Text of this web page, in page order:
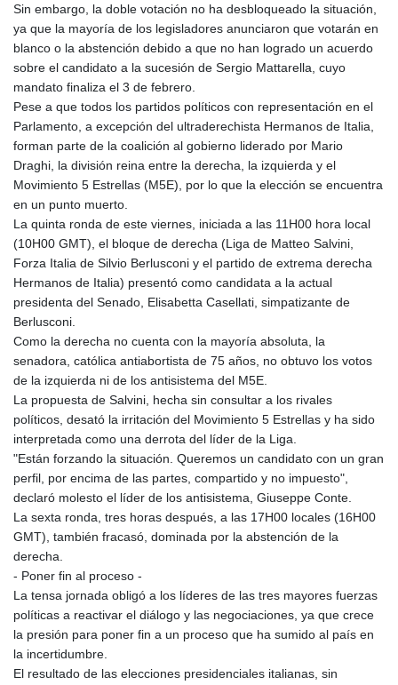
Sin embargo, la doble votación no ha desbloqueado la situación,
ya que la mayoría de los legisladores anunciaron que votarán en
blanco o la abstención debido a que no han logrado un acuerdo
sobre el candidato a la sucesión de Sergio Mattarella, cuyo
mandato finaliza el 3 de febrero.
Pese a que todos los partidos políticos con representación en el
Parlamento, a excepción del ultraderechista Hermanos de Italia,
forman parte de la coalición al gobierno liderado por Mario
Draghi, la división reina entre la derecha, la izquierda y el
Movimiento 5 Estrellas (M5E), por lo que la elección se encuentra
en un punto muerto.
La quinta ronda de este viernes, iniciada a las 11H00 hora local
(10H00 GMT), el bloque de derecha (Liga de Matteo Salvini,
Forza Italia de Silvio Berlusconi y el partido de extrema derecha
Hermanos de Italia) presentó como candidata a la actual
presidenta del Senado, Elisabetta Casellati, simpatizante de
Berlusconi.
Como la derecha no cuenta con la mayoría absoluta, la
senadora, católica antiabortista de 75 años, no obtuvo los votos
de la izquierda ni de los antisistema del M5E.
La propuesta de Salvini, hecha sin consultar a los rivales
políticos, desató la irritación del Movimiento 5 Estrellas y ha sido
interpretada como una derrota del líder de la Liga.
"Están forzando la situación. Queremos un candidato con un gran
perfil, por encima de las partes, compartido y no impuesto",
declaró molesto el líder de los antisistema, Giuseppe Conte.
La sexta ronda, tres horas después, a las 17H00 locales (16H00
GMT), también fracasó, dominada por la abstención de la
derecha.
- Poner fin al proceso -
La tensa jornada obligó a los líderes de las tres mayores fuerzas
políticas a reactivar el diálogo y las negociaciones, ya que crece
la presión para poner fin a un proceso que ha sumido al país en
la incertidumbre.
El resultado de las elecciones presidenciales italianas, sin